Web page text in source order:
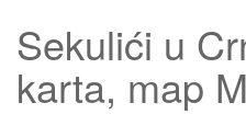
Sekulići u
karta, map